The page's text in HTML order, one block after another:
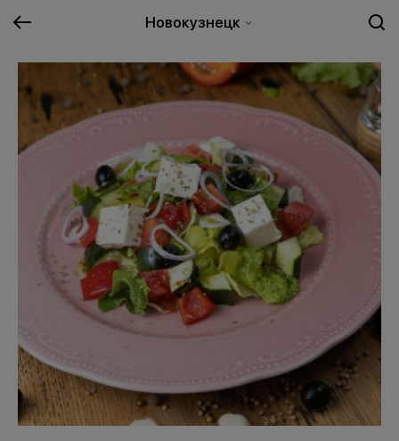
Новокузнецк